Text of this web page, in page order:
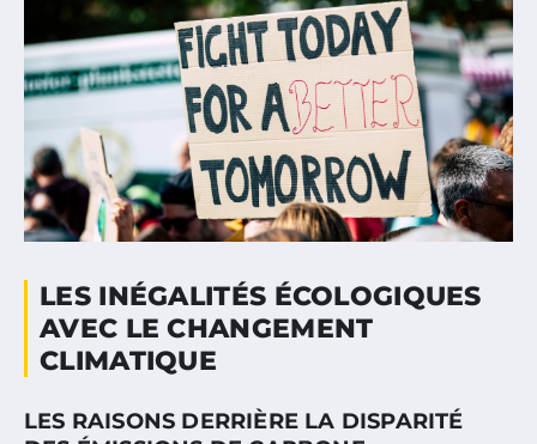
LES INÉGALITÉS ÉCOLOGIQUES
AVEC LE CHANGEMENT
CLIMATIQUE
LES RAISONS DERRIÈRE LA DISPARITÉ